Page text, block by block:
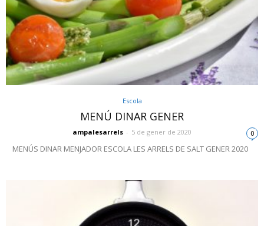
Escola
MENÚ DINAR GENER
ampalesarrels - 5 de gener de 2020 0
MENÚS DINAR MENJADOR ESCOLA LES ARRELS DE SALT GENER 2020